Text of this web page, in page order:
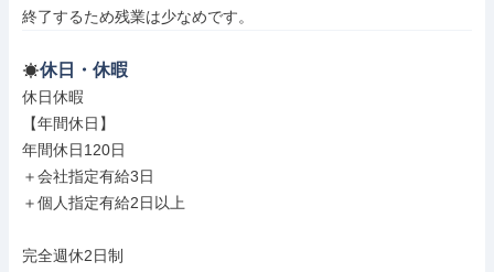
終了するため残業は少なめです。
休日・休暇
休日休暇
【年間休日】
年間休日120日
＋会社指定有給3日
＋個人指定有給2日以上
完全週休2日制